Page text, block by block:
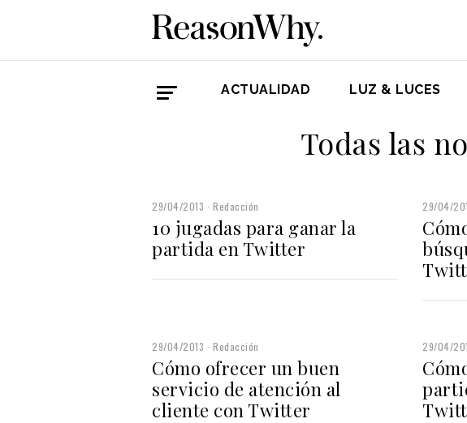
ACTUALIDAD LUZ & LUCES
Todas las
29/04/2013 Redacción
10 jugadas para ganar la
partida en Twitter
29/04/
29/04/2013 Redacción
Cómo ofrecer un buen
servicio de atención al
cliente con Twitter
29/04/